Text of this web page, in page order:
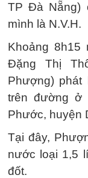
TP Đà Nẵng)
mình là N.V.H.
Khoảng 8h15
Đặng Thị
Phượng) phát
trên đường ở
Phước, huyện
Tại đây,
nước loại 1,5
đốt.